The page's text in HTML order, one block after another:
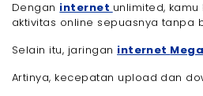
Dengan internet unlimited,
aktivitas online sepuasnya tanpa
Selain itu, jaringan internet
Artinya, kecepatan upload dan